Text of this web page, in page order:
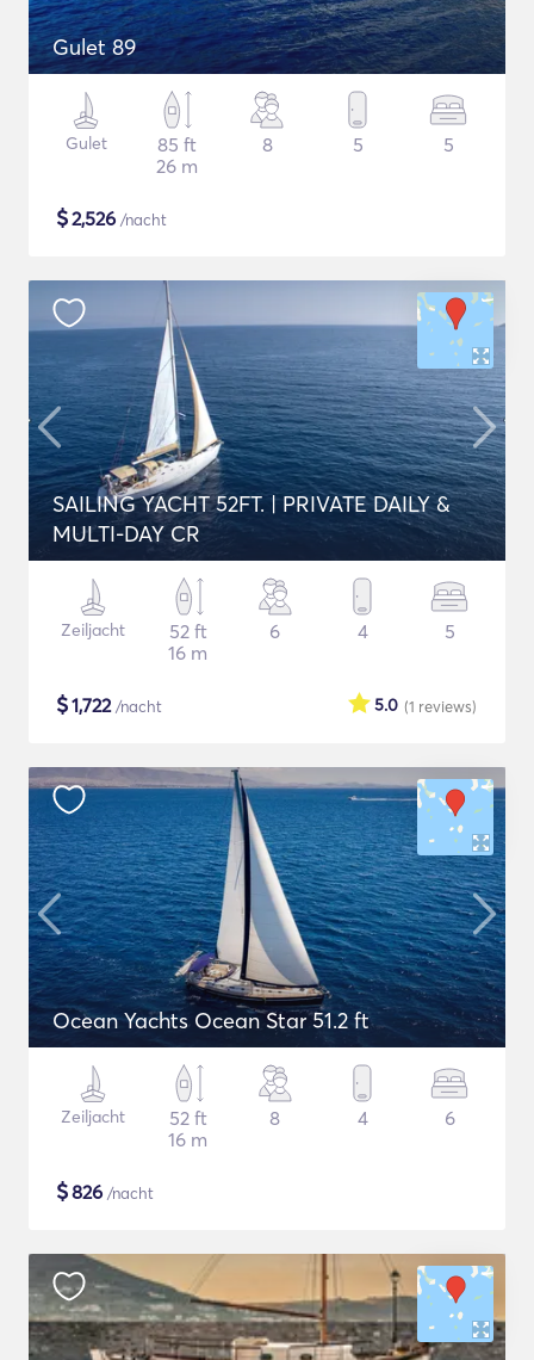
Gulet 89
Gulet
85 ft
26 m
8 5 5
$2,526 /nacht
SAILING YACHT 52FT. | PRIVATE DAILY &
MULTI-DAY CR
Zeiljacht
52 ft
16 m
6 4 5
$1,722/nacht (1 reviews)
5.0
Ocean Yachts Ocean Star 51.2 ft
Zeiljacht
52 ft
16 m
8 4 6
$826 /nacht